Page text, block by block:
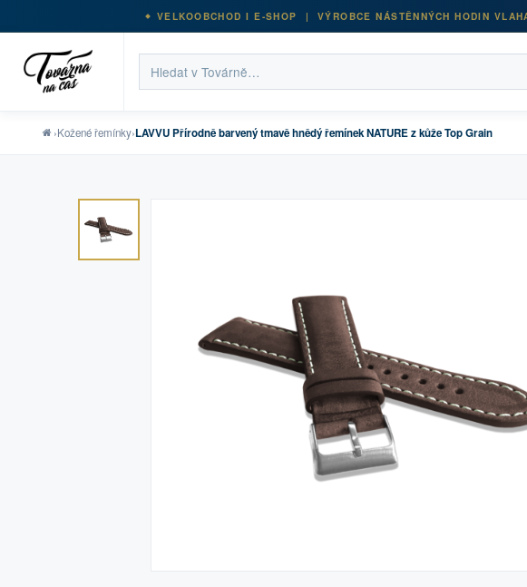
VELKOOBCHOD I E-SHOP | VÝROBCE NÁSTĚNNÝCH HODIN
›Kožené řemínky›LAVVU Přírodně barvený tmavě hnědý řemínek NATURE z kůže Top Grain